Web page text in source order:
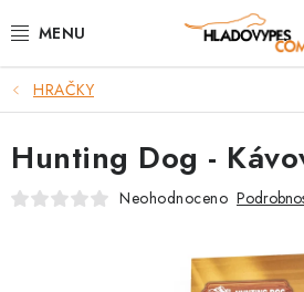
na
POTŘEBY PRO PSY
TAMI PŘEPRAVNÍ BOXY
SPORT SE PSEM
HRAČKY
Hunting Dog -
Neohodnoceno